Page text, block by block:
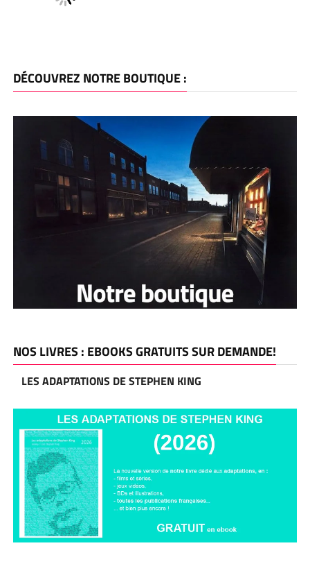
DÉCOUVREZ NOTRE BOUTIQUE :
NOS LIVRES : EBOOKS GRATUITS SUR DEMANDE!
LES ADAPTATIONS DE STEPHEN KING